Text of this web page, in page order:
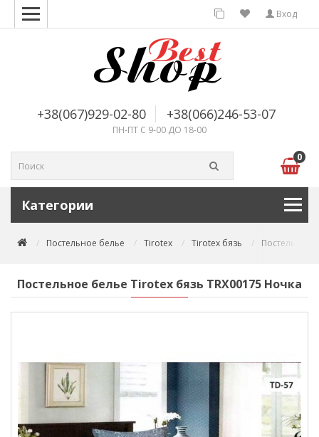
Вход
+38(067)929-02-80 +38(066)246-53-07
ПН-ПТ С 9-00 ДО 18-00
0
Категории
Постельное белье Tirotex Tirotex бязь Постельное
Постельное белье Tirotex бязь TRX00175 Ночка